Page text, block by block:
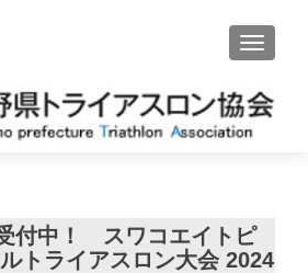
ナビゲ
付中！ スワコエイトピ
トライアスロン大会 2024